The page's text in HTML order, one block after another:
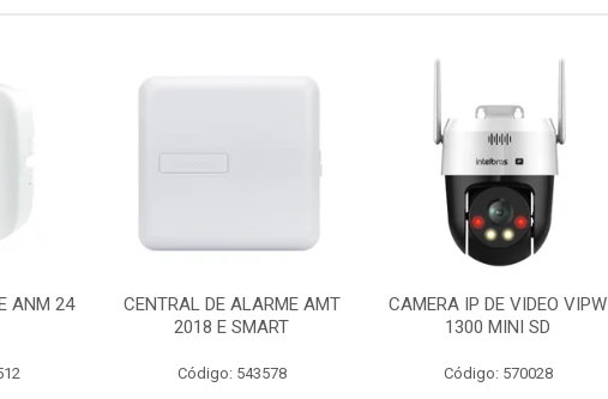
ANM 24
CENTRAL DE ALARME AMT
2018 E SMART
Código: 543578
CAMERA IP DE VIDEO VIPW
1300 MINI SD
Código: 570028